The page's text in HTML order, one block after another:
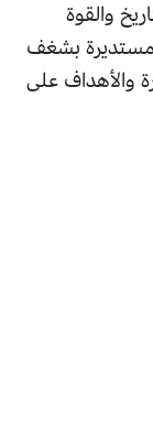
التاريخ والقوة
بشغف
والأهداف على